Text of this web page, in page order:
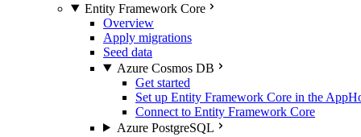
Entity Framework Core
Overview
Apply migrations
Seed data
Azure Cosmos DB
Get started
Set up Entity Framework Core in the
Connect to Entity Framework Core
Azure PostgreSQL